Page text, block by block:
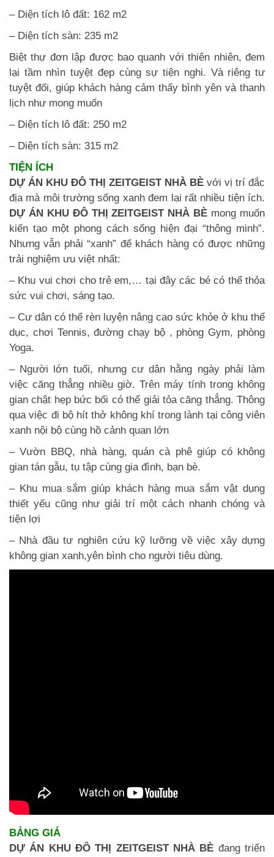
– Diện tích lô đất: 162 m2
– Diện tích sàn: 235 m2
Biệt thự đơn lập được bao quanh với thiên nhiên, đem
lại tầm nhìn tuyệt đẹp cùng sự tiện nghi. Và riêng tư
tuyệt đối, giúp khách hàng cảm thấy bình yên và thanh
lịch như mong muốn
– Diện tích lô đất: 250 m2
– Diện tích sàn: 315 m2
TIỆN ÍCH
DỰ ÁN KHU ĐÔ THỊ ZEITGEIST NHÀ BÈ với vị trí đắc
địa mà môi trường sống xanh đem lại rất nhiều tiện ích.
DỰ ÁN KHU ĐÔ THỊ ZEITGEIST NHÀ BÈ mong muốn
kiến tạo một phong cách sống hiện đại “thông minh”.
Nhưng vẫn phải “xanh” để khách hàng có được những
trải nghiệm ưu việt nhất:
– Khu vui chơi cho trẻ em,… tại đây các bé có thể thỏa
sức vui chơi, sáng tạo.
– Cư dân có thể rèn luyện nâng cao sức khỏe ở khu thể
dục, chơi Tennis, đường chạy bộ , phòng Gym, phòng
Yoga.
– Người lớn tuổi, nhưng cư dân hằng ngày phải làm
việc căng thẳng nhiều giờ. Trên máy tính trong không
gian chật hẹp bức bối có thể giải tỏa căng thẳng. Thông
qua việc đi bộ hít thở không khí trong lành tại công viên
xanh nội bộ cùng hồ cảnh quan lớn
– Vườn BBQ, nhà hàng, quán cà phê giúp có không
gian tán gẫu, tụ tập cùng gia đình, bạn bè.
– Khu mua sắm giúp khách hàng mua sắm vật dụng
thiết yếu cũng như giải trí một cách nhanh chóng và
tiện lợi
– Nhà đầu tư nghiên cứu kỹ lưỡng về việc xây dựng
không gian xanh,yên bình cho người tiêu dùng.
BẢNG GIÁ
DỰ ÁN KHU ĐÔ THỊ ZEITGEIST NHÀ BÈ đang triển